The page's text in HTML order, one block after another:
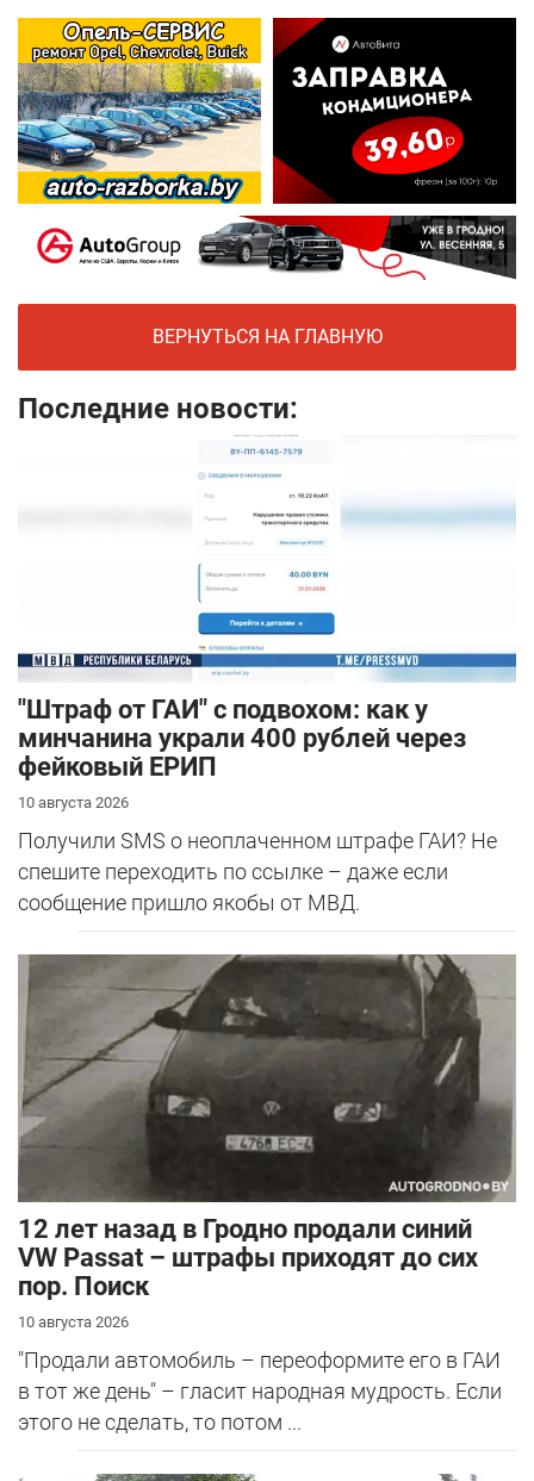
ВЕРНУТЬСЯ НА ГЛАВНУЮ
Последние новости:
"Штраф от ГАИ" с подвохом: как у
минчанина украли 400 рублей через
фейковый ЕРИП
10 августа 2026
Получили SMS о неоплаченном штрафе ГАИ? Не
спешите переходить по ссылке – даже если
сообщение пришло якобы от МВД.
12 лет назад в Гродно продали синий
VW Passat – штрафы приходят до сих
пор. Поиск
10 августа 2026
"Продали автомобиль – переоформите его в ГАИ
в тот же день" – гласит народная мудрость. Если
этого не сделать, то потом ...